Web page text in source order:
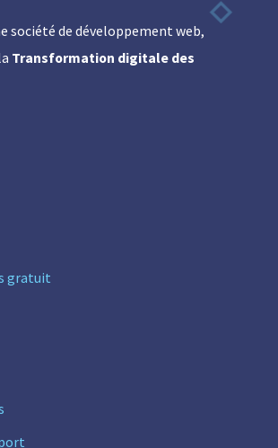
Top
société de développement web,
Transformation digitale des
gratuit